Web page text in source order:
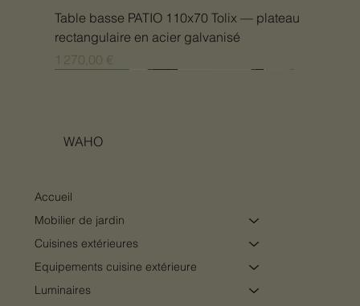
Table basse PATIO 110x70 Tolix — plateau
rectangulaire en acier galvanisé
Prix
1 270,00 €
WAHO
Accueil
Mobilier de jardin
Cuisines extérieures
Equipements cuisine extérieure
Luminaires